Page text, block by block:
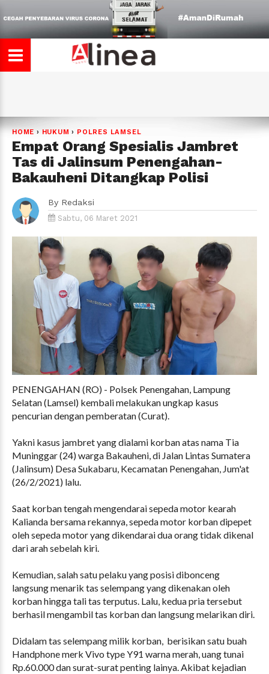
HOME › HUKUM › POLRES LAMSEL
Empat Orang Spesialis Jambret
Tas di Jalinsum Penengahan-
Bakauheni Ditangkap Polisi
By Redaksi
Sabtu, 06 Maret 2021
PENENGAHAN (RO) - Polsek Penengahan, Lampung
Selatan (Lamsel) kembali melakukan ungkap kasus
pencurian dengan pemberatan (Curat).
Yakni kasus jambret yang dialami korban atas nama Tia
Muninggar (24) warga Bakauheni, di Jalan Lintas Sumatera
(Jalinsum) Desa Sukabaru, Kecamatan Penengahan, Jum'at
(26/2/2021) lalu.
Saat korban tengah mengendarai sepeda motor kearah
Kalianda bersama rekannya, sepeda motor korban dipepet
oleh sepeda motor yang dikendarai dua orang tidak dikenal
dari arah sebelah kiri.
Kemudian, salah satu pelaku yang posisi dibonceng
langsung menarik tas selempang yang dikenakan oleh
korban hingga tali tas terputus. Lalu, kedua pria tersebut
berhasil mengambil tas korban dan langsung melarikan diri.
Didalam tas selempang milik korban, berisikan satu buah
Handphone merk Vivo type Y91 warna merah, uang tunai
Rp.60.000 dan surat-surat penting lainya. Akibat kejadian